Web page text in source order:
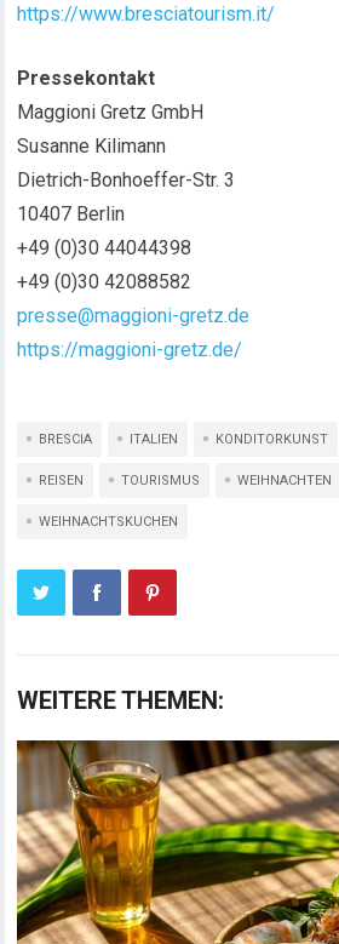
https://www.bresciatourism.it/
Pressekontakt
Maggioni Gretz GmbH
Susanne Kilimann
Dietrich-Bonhoeffer-Str. 3
10407 Berlin
+49 (0)30 44044398
+49 (0)30 42088582
presse@maggioni-gretz.de
https://maggioni-gretz.de/
BRESCIA ITALIEN KONDITORKUNST
REISEN TOURISMUS WEIHNACHTEN
WEIHNACHTSKUCHEN
WEITERE THEMEN: